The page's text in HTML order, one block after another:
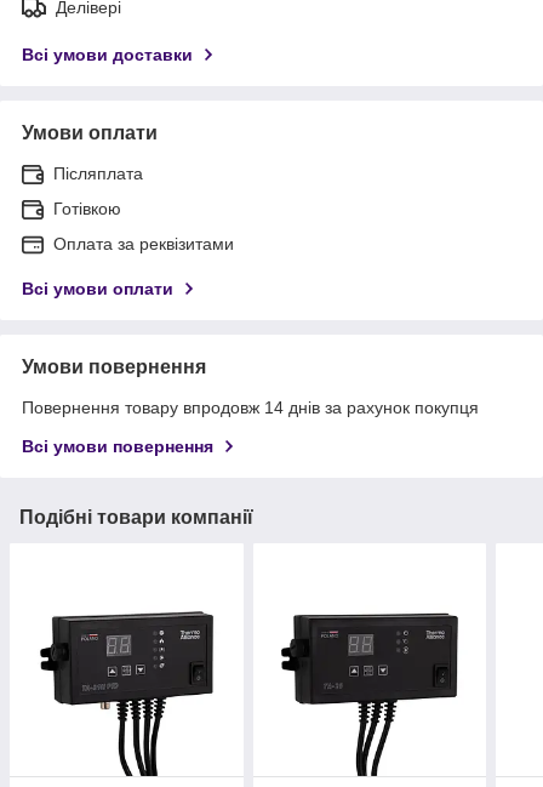
Делівері
Всі умови доставки
Умови оплати
Післяплата
Готівкою
Оплата за реквізитами
Всі умови оплати
Умови повернення
Повернення товару впродовж 14 днів за рахунок покупця
Всі умови повернення
Подібні товари компанії